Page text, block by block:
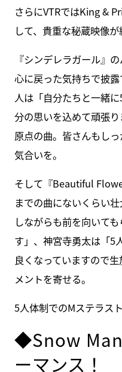
さらにVTRではKing &
して、貴重な秘蔵映像が
『シンデレラガール』
心に戻った気持ちで披
人は「自分たちと一緒
分の思いを込めて頑張
原点の曲。皆さんもし
気合いを。
そして『Beautiful
までの曲にないくらい
しながらも前を向いて
す」、神宮寺勇太は「5
良くなっていますので
メントを寄せる。
5人体制でのMステラス
◆Snow Man
ーマンス！